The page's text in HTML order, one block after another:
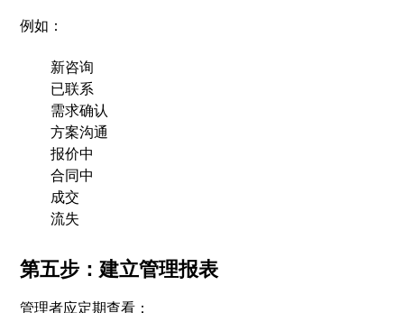
例如：
新咨询
已联系
需求确认
方案沟通
报价中
合同中
成交
流失
第五步：建立管理报表
管理者应定期查看：